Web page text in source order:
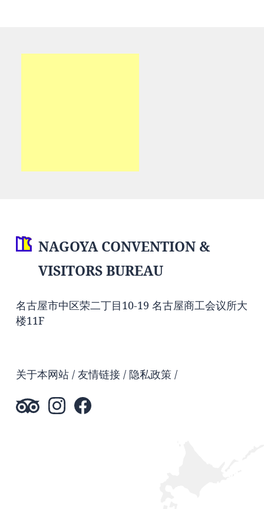
NAGOYA CONVENTION &
VISITORS BUREAU
名古屋市中区荣二丁目10-19 名古屋商工会议所大
楼11F
关于本网站 友情链接 隐私政策